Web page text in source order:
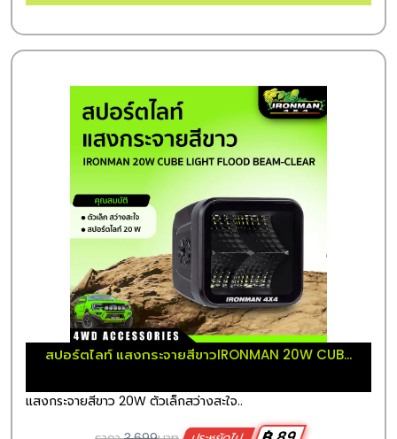
สปอร์ตไลท์ แสงกระจายสีขาวIRONMAN 20W CUB...
แสงกระจายสีขาว 20W ตัวเล็กสว่างสะใจ..